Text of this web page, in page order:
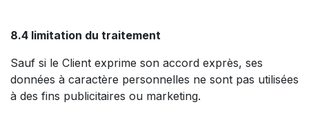
8.4 limitation du traitement
Sauf si le Client exprime son accord exprès, ses
données à caractère personnelles ne sont pas utilisées
à des fins publicitaires ou marketing.